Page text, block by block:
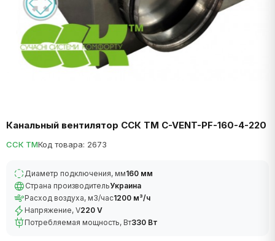
Канальный вентилятор ССК ТМ C-VENT-PF-160-4-220
ССК ТМКод товара: 2673
Диаметр подключения, мм160 мм
Страна производительУкраина
Расход воздуха, м3/час1200 м³/ч
Напряжение, V220 V
Потребляемая мощность, Вт330 Вт